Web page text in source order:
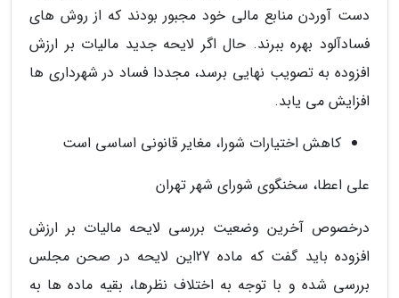
دست آوردن منابع مالی خود مجبور بودند که از روش های
فسادآلود بهره ببرند. حال اگر لایحه جدید مالیات بر ارزش
افزوده به تصویب نهایی برسد، مجددا فساد در شهرداری ها
افزایش می یابد.
کاهش اختیارات شورا، مغایر قانونی اساسی است
علی اعطا، سخنگوی شورای شهر تهران
درخصوص آخرین وضعیت بررسی لایحه مالیات بر ارزش
افزوده باید گفت که ماده 27این لایحه در صحن مجلس
بررسی شده و با توجه به اختلاف نظرها، بقیه ماده ها به